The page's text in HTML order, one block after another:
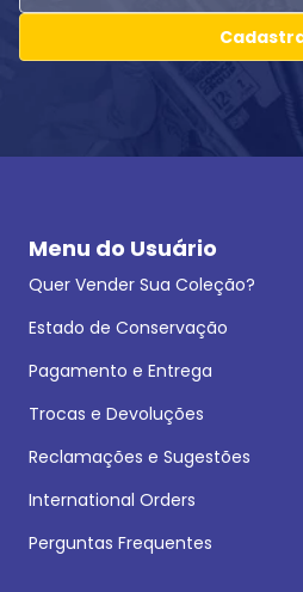
Menu do Usuário
Quer Vender Sua Coleção?
Estado de Conservação
Pagamento e Entrega
Trocas e Devoluções
Reclamações e Sugestões
International Orders
Perguntas Frequentes